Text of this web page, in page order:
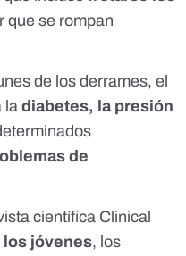
que se rompan
de los derrames, el
la diabetes, la presión
de
científica Clinical
los jóvenes, los